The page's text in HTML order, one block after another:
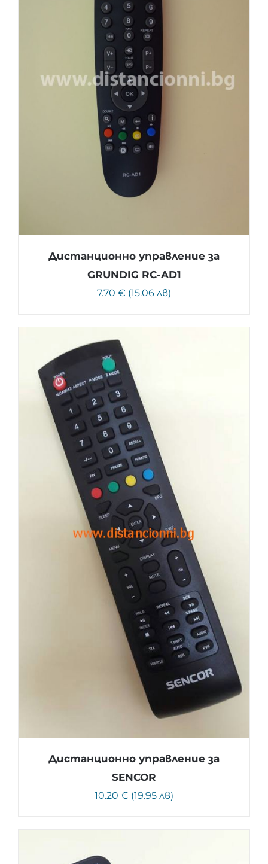
Дистанционно управление за
GRUNDIG RC-AD1
7.70 € (15.06 лв)
Дистанционно управление за
SENCOR
10.20 € (19.95 лв)